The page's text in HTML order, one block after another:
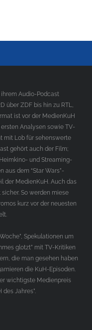
Audio-Podcast
über ZDF bis hin zu RTL,
ist vor der MedienKuH
Analysen sowie TV-
mit Lob für sehenswerte
gehört auch der Film;
und Streaming-
dem “Star Wars”-
der MedienKuH. Auch das
So werden miese
kurz vor der neuesten
Spekulationen um
glotzt” mit TV-Kritiken
die man gesehen haben
die KuH-Episoden.
wichtigste Medienpreis
des Jahres”.